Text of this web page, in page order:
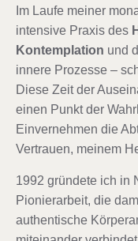
Im Laufe meiner
intensive Praxis des
Kontemplation und
innere Prozesse –
Diese Zeit der
einen Punkt der
Einvernehmen die
Vertrauen, meinem
1992 gründete ich in
Pionierarbeit, die
authentische